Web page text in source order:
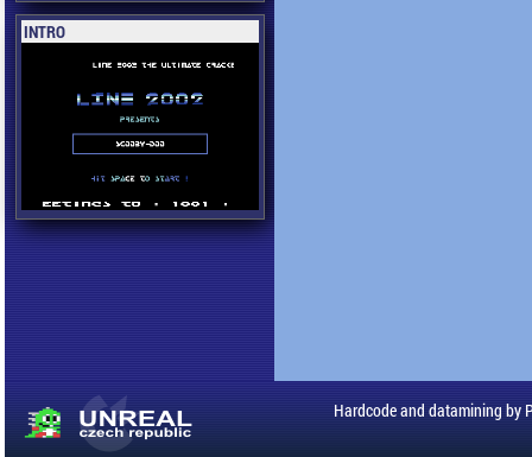
INTRO
Hardcode and datamining by